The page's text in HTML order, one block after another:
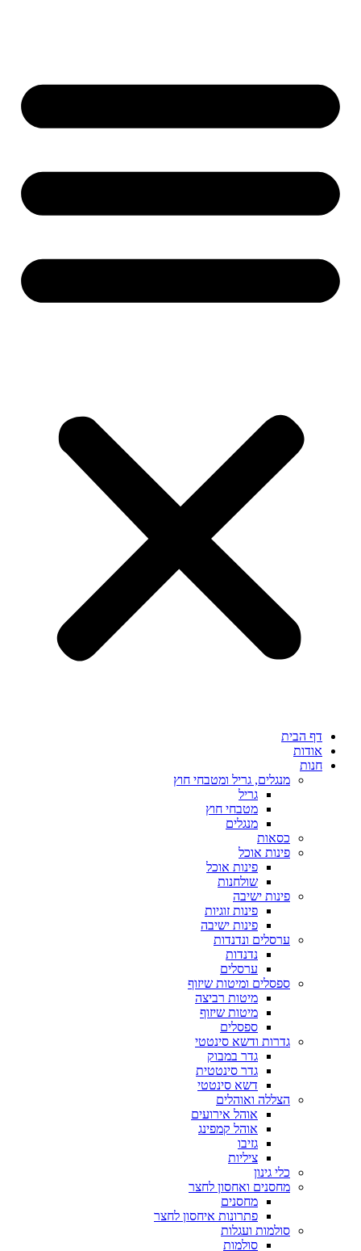
דף הבית
אודות
חנות
מנגלים, גריל ומטבחי חוץ
גריל
מטבחי חוץ
מנגלים
כסאות
פינות אוכל
פינות אוכל
שולחנות
פינות ישיבה
פינות זוגיות
פינות ישיבה
ערסלים ונדנדות
נדנדות
ערסלים
ספסלים ומיטות שיזוף
מיטות רביצה
מיטות שיזוף
ספסלים
גדרות ודשא סינטטי
גדר במבוק
גדר סינטטית
דשא סינטטי
הצללה ואוהלים
אוהל אירועים
אוהל קמפינג
גזיבו
ציליות
כלי גינון
מחסנים ואחסון לחצר
מחסנים
פתרונות איחסון לחצר
סולמות ועגלות
סולמות